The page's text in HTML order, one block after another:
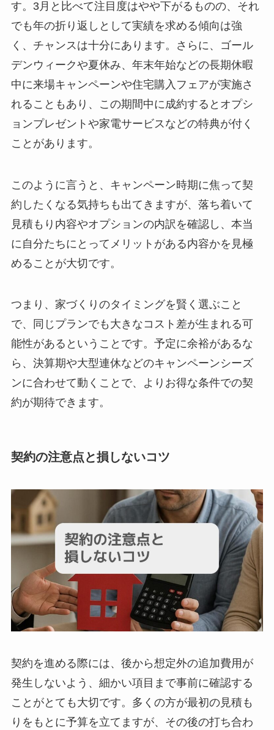
す。3月と比べて注目度はやや下がるものの、それ
でも年の折り返しとして実績を求める傾向は強
く、チャンスは十分にあります。さらに、ゴール
デンウィークや夏休み、年末年始などの長期休暇
中に来場キャンペーンや住宅購入フェアが実施さ
れることもあり、この期間中に成約するとオプシ
ョンプレゼントや家電サービスなどの特典が付く
ことがあります。
このように言うと、キャンペーン時期に焦って契
約したくなる気持ちも出てきますが、落ち着いて
見積もり内容やオプションの内訳を確認し、本当
に自分たちにとってメリットがある内容かを見極
めることが大切です。
つまり、家づくりのタイミングを賢く選ぶこと
で、同じプランでも大きなコスト差が生まれる可
能性があるということです。予定に余裕があるな
ら、決算期や大型連休などのキャンペーンシーズ
ンに合わせて動くことで、よりお得な条件での契
約が期待できます。
契約の注意点と損しないコツ
契約を進める際には、後から想定外の追加費用が
発生しないよう、細かい項目まで事前に確認する
ことがとても大切です。多くの方が最初の見積も
りをもとに予算を立てますが、その後の打ち合わ